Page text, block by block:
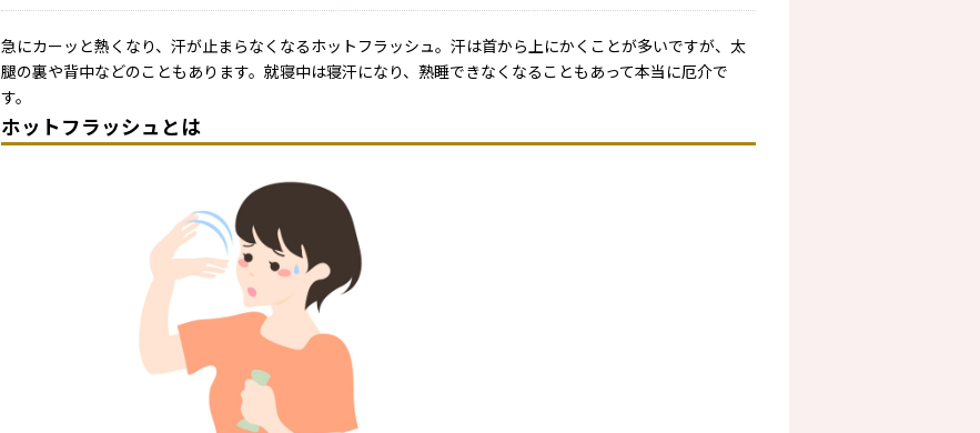
急にカーッと熱くなり、汗が止まらなくなるホットフラッシュ。汗は首から上にかくことが多いですが、太
腿の裏や背中などのこともあります。就寝中は寝汗になり、熟睡できなくなることもあって本当に厄介で
す。
ホットフラッシュとは